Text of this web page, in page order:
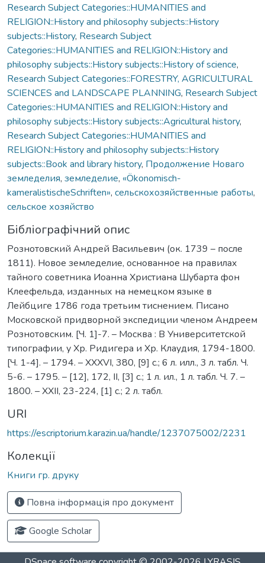
Research Subject Categories::HUMANITIES and
RELIGION::History and philosophy subjects::History
subjects::History, Research Subject
Categories::HUMANITIES and RELIGION::History and
philosophy subjects::History subjects::History of science,
Research Subject Categories::FORESTRY, AGRICULTURAL
SCIENCES and LANDSCAPE PLANNING, Research Subject
Categories::HUMANITIES and RELIGION::History and
philosophy subjects::History subjects::Agricultural history,
Research Subject Categories::HUMANITIES and
RELIGION::History and philosophy subjects::History
subjects::Book and library history, Продолжение Новаго
земледелия, земледелие, «Ökonomisch-
kameralistischeSchriften», сельскохозяйственные работы,
сельское хозяйство
Бібліографічний опис
Рознотовский Андрей Васильевич (ок. 1739 – после
1811). Новое земледелие, основанное на правилах
тайного советника Иоанна Христиана Шубарта фон
Клеефельда, изданных на немецком языке в
Лейбциге 1786 года третьим тиснением. Писано
Московской придворной экспедиции членом Андреем
Рознотовским. [Ч. 1]-7. – Москва : В Университетской
типографии, у Хр. Ридигера и Хр. Клаудия, 1794-1800.
[Ч. 1-4]. – 1794. – XXXVI, 380, [9] c.; 6 л. илл., 3 л. табл. Ч.
5-6. – 1795. – [12], 172, II, [3] c.; 1 л. ил., 1 л. табл. Ч. 7. –
1800. – XXII, 23-224, [1] с.; 2 л. табл.
URI
https://escriptorium.karazin.ua/handle/1237075002/2231
Колекції
Книги гр. друку
Повна інформація про документ
Google Scholar